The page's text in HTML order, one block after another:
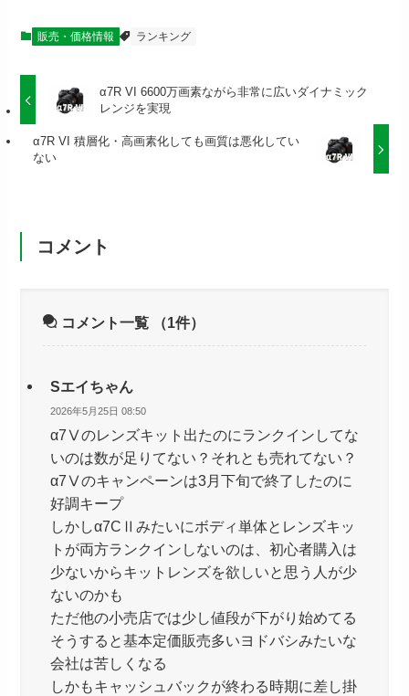
販売・価格情報 ランキング
α7R VI 6600万画素ながら非常に広いダイナミック
レンジを実現
α7R VI 積層化・高画素化しても画質は悪化してい
ない
コメント
コメント一覧 （1件）
Sエイちゃん
2026年5月25日 08:50
α7Ⅴのレンズキット出たのにランクインしてな
いのは数が足りてない？それとも売れてない？
α7Ⅴのキャンペーンは3月下旬で終了したのに
好調キープ
しかしα7CⅡみたいにボディ単体とレンズキッ
トが両方ランクインしないのは、初心者購入は
少ないからキットレンズを欲しいと思う人が少
ないのかも
ただ他の小売店では少し値段が下がり始めてる
そうすると基本定価販売多いヨドバシみたいな
会社は苦しくなる
しかもキャッシュバックが終わる時期に差し掛